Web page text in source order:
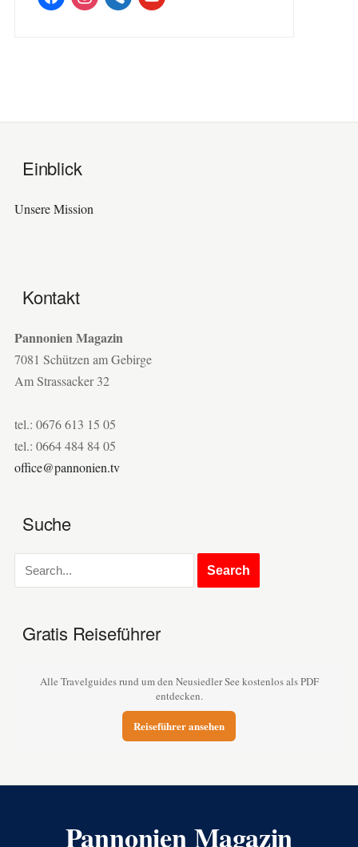
Einblick
Unsere Mission
Kontakt
Pannonien Magazin
7081 Schützen am Gebirge
Am Strassacker 32
tel.: 0676 613 15 05
tel.: 0664 484 84 05
office@pannonien.tv
Suche
Gratis Reiseführer
Alle Travelguides rund um den Neusiedler See kostenlos als PDF
entdecken.
Reiseführer ansehen
Pannonien Magazin